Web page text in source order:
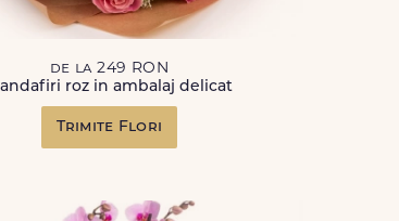
de la 249 RON
roz in ambalaj delicat
Trimite Flori